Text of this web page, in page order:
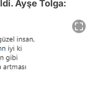
Ayşe Tolga: